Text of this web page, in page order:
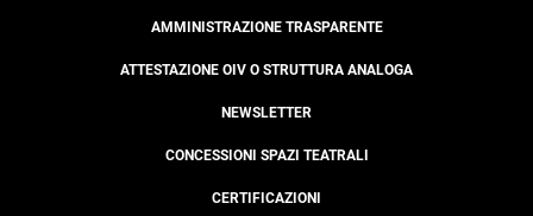
AMMINISTRAZIONE TRASPARENTE
ATTESTAZIONE OIV O STRUTTURA ANALOGA
NEWSLETTER
CONCESSIONI SPAZI TEATRALI
CERTIFICAZIONI